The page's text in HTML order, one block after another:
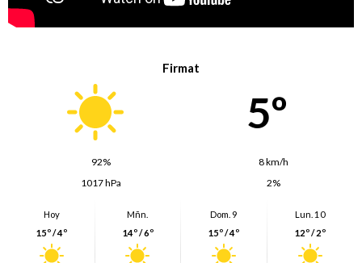
Firmat
5º
92%
8 km/h
1017 hPa
2%
Hoy
15º / 4º
Mñn.
14º / 6º
Dom. 9
15º / 4º
Lun. 10
12º / 2º